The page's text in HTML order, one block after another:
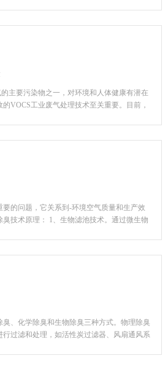
主要污染物之一，对环境和人体健康有潜在
VOCS工业废气处理技术至关重要。目前，
的问题，它关系到-环境空气质量和生产效
技术原理： 1、生物滤池技术。通过微生物
、化学除臭和生物除臭三种方式。物理除臭
过滤和处理，如活性炭过滤器、风扇通风系